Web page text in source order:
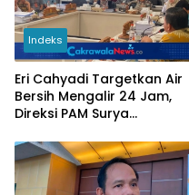
Indeks
Eri Cahyadi Targetkan Air
Bersih Mengalir 24 Jam,
Direksi PAM Surya
Percepat Jaringan hingga
Kampung